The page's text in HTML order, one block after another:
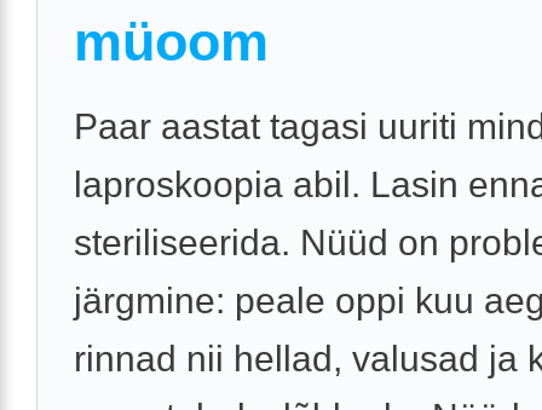
müoom
Paar aastat tagasi uuriti
laproskoopia abil. Lasin
steriliseerida. Nüüd on
järgmine: peale oppi kuu
rinnad nii hellad, valusad ja